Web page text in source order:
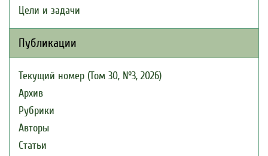
Цели и задачи
Публикации
Текущий номер (Том 30, №3, 2026)
Архив
Рубрики
Авторы
Статьи